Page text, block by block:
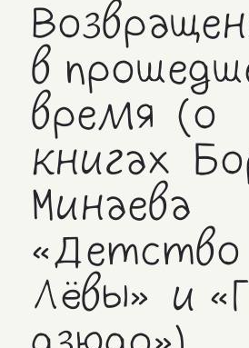
в
время (о
книгах
Минаева
«Детство
Лёвы» и